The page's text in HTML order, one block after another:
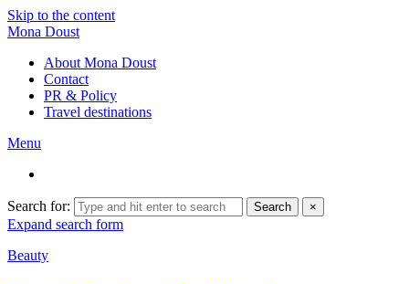
Skip to the content
Mona Doust
About Mona Doust
Contact
PR & Policy
Travel destinations
Menu
Search for: Search ×
Expand search form
Beauty